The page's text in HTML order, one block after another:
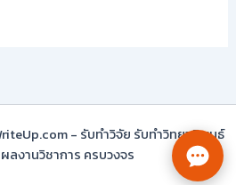
- รับทำวิจัย รับทำวิทยานิพนธ์
งานวิชาการ ครบวงจร